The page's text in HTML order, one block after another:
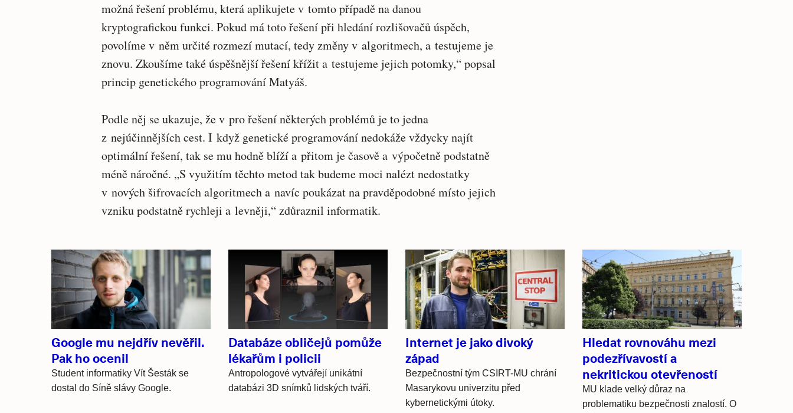
možná řešení problému, která aplikujete v tomto případě na danou
kryptografickou funkci. Pokud má toto řešení při hledání rozlišovačů úspěch,
povolíme v něm určité rozmezí mutací, tedy změny v algoritmech, a testujeme je
znovu. Zkoušíme také úspěšnější řešení křížit a testujeme jejich potomky,“ popsal
princip genetického programování Matyáš.
Podle něj se ukazuje, že v pro řešení některých problémů je to jedna
z nejúčinnějších cest. I když genetické programování nedokáže vždycky najít
optimální řešení, tak se mu hodně blíží a přitom je časově a výpočetně podstatně
méně náročné. „S využitím těchto metod tak budeme moci nalézt nedostatky
v nových šifrovacích algoritmech a navíc poukázat na pravděpodobné místo jejich
vzniku podstatně rychleji a levněji,“ zdůraznil informatik.
Související
články
Google mu nejdřív nevěřil.
Pak ho ocenil
Student informatiky Vít Šesták se
dostal do Síně slávy Google.
Databáze obličejů pomůže
lékařům i policii
Antropologové vytvářejí unikátní
databázi 3D snímků lidských tváří.
Internet je jako divoký
západ
Bezpečnostní tým CSIRT-MU chrání
Masarykovu univerzitu před
kybernetickými útoky.
Hledat rovnováhu mezi
podezřívavostí a
nekritickou otevřeností
MU klade velký důraz na
problematiku bezpečnosti znalostí. O